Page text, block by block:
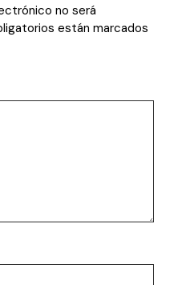
no será
están marcados